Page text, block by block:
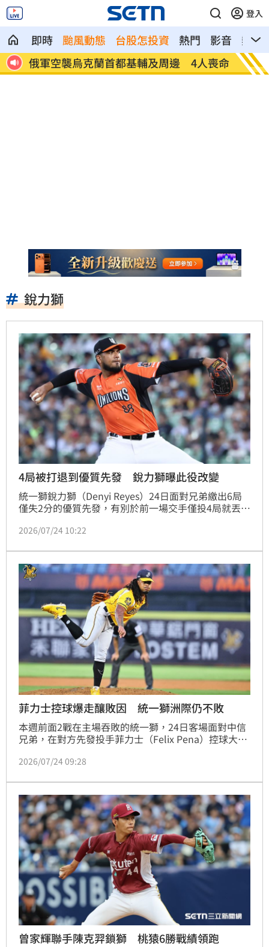
登入
即時 颱風動態 台股怎投資 熱門 影音
熱搜
俄軍空襲烏克蘭首都基輔及周邊 4人喪命
費仔
注
銳力獅
4局被打退到優質先發 銳力獅曝此役改變
統一獅銳力獅（Denyi Reyes）24日面對兄弟繳出6局
僅失2分的優質先發，有別於前一場交手僅投4局就丟失
賽自己的策略有所調整，其中在好球帶邊緣的控制是投
2026/07/24 10:22
菲力士控球爆走釀敗因 統一獅洲際仍不敗
本週前面2戰在主場吞敗的統一獅，24日客場面對中信
兄弟，在對方先發投手菲力士（Felix Pena）控球大爆
距，先發投手銳力獅（Denyi Reyes）則是繳出6局僅失
在洲際棒球場3戰全勝。
2026/07/24 09:28
曾家輝聯手陳克羿鎖獅 桃猿6勝戰績領跑